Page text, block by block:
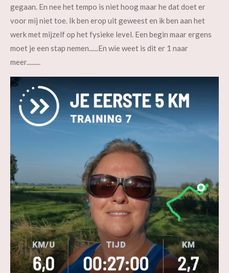
gegaan. En nee het tempo is niet hoog maar he dat doet er
voor mij niet toe. Ik ben erop uit geweest en ik ben aan het
werk met mijzelf op het fysieke level. Een begin maar ergens
moet je een stap nemen......En wie weet is dit er 1 naar
meer.........